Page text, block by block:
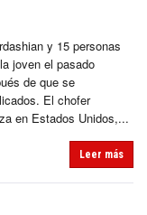
y 15 personas
joven el pasado
de que se
El chofer
en Estados Unidos,...
Leer más